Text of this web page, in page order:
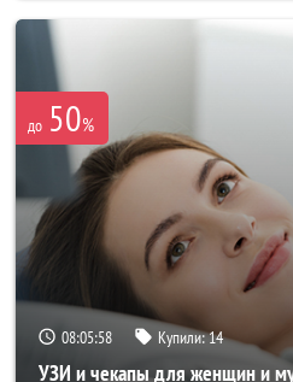
до 50%
08:05:55 Купили:14
УЗИ и чекапы для женщин и